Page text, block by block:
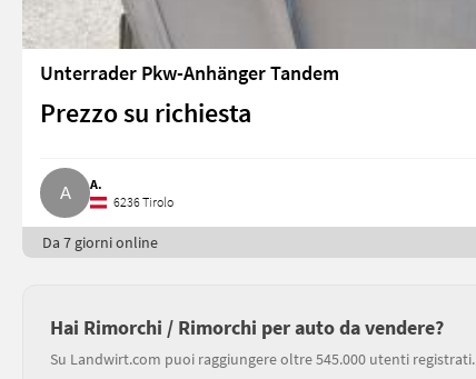
Unterrader Pkw-Anhänger Tandem
Prezzo su richiesta
A.
6236 Tirolo
Da 7 giorni online
Hai Rimorchi / Rimorchi per auto da vendere?
Su Landwirt.com puoi raggiungere oltre 545.000 utenti registrati.